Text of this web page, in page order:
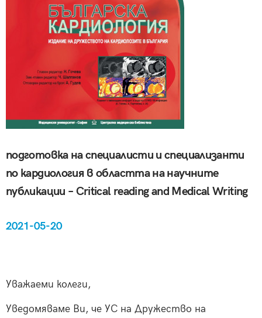
подготовка на специалисти и специализанти
по кардиология в областта на научните
публикации – Critical reading and Medical Writing
2021-05-20
Уважаеми колеги,
Уведомяваме Ви, че УС на Дружество на